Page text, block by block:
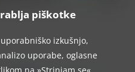
piškotke
izkušnjo,
uporabe, oglasne